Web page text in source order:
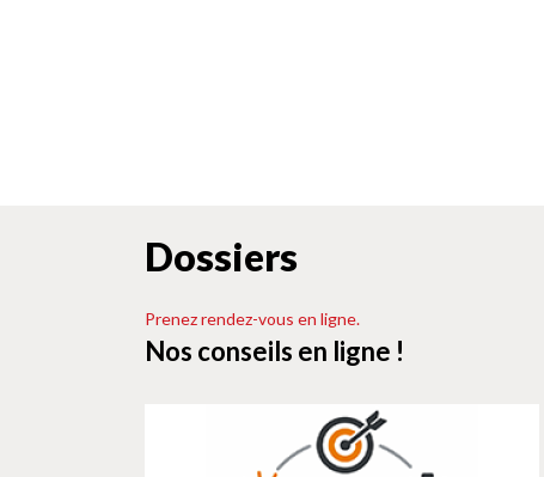
Dossiers
Prenez rendez-vous en ligne.
Nos conseils en ligne !